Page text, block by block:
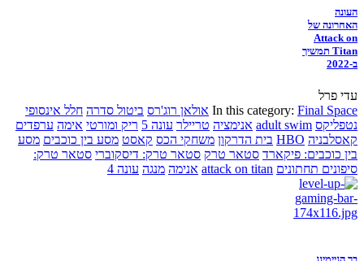
העונה
האחרונה של
Attack on
Titan תמשיך
ב-2022
עדי פרל
In this category: Final Space אולאן רוג'רס ביטול סדרה חלל אינסופי
נטפליקס adult swim אנימציה טריילר עונה 5 ריק ומורטי אימה ערפדים
קאסלבניה HBO בית הדרקון משחקי הכס קאסט מסע בין כוכבים מסע
בין כוכבים: פיקארד סטאר טרק סטאר טרק: דיסקוברי סטאר טרק:
סיפונים תחתונים attack on titan אנימה מנגה עונה 4